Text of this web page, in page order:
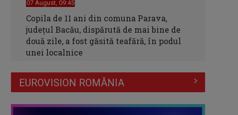
07 August, 09:45
Copila de 11 ani din comuna Parava,
judeţul Bacău, dispărută de mai bine de
două zile, a fost găsită teafără, în podul
unei localnice
EUROVISION ROMÂNIA